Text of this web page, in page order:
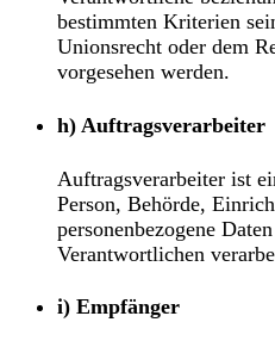
bestimmten Kriterien
Unionsrecht oder dem
vorgesehen werden.
h) Auftragsverarbeiter
Auftragsverarbeiter ist
Person, Behörde,
personenbezogene
Verantwortlichen
i) Empfänger